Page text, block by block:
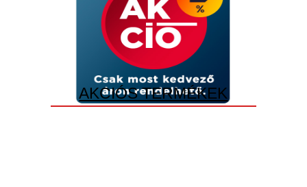
AKCIÓS TERMÉKEK